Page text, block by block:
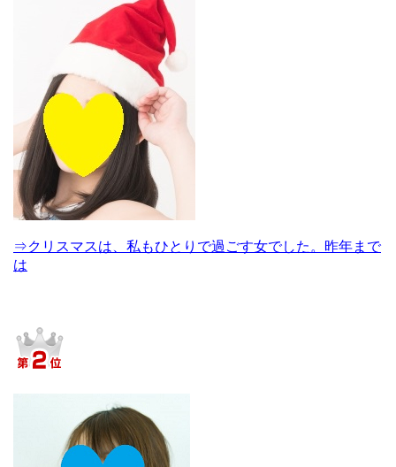
⇒クリスマスは、私もひとりで過ごす女でした。昨年まで
は